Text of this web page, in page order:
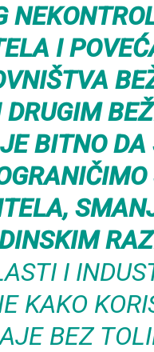
I
BITNO
I
KAKO
BEZ